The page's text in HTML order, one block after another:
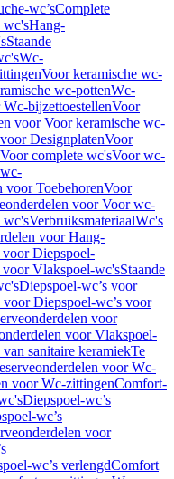
wc’sComplete
wc'sHang-
Staande
Wc-
Voor keramische wc-
wc-pottenWc-
bijzettoestellenVoor
voor Voor keramische wc-
DesignplatenVoor
complete wc'sVoor wc-
voor ToebehorenVoor
voor Voor wc-
wc'sVerbruiksmateriaalWc's
voor Hang-
voor Diepspoel-
voor Vlakspoel-wc'sStaande
Diepspoel-wc’s voor
voor Diepspoel-wc’s voor
voor
voor Vlakspoel-
sanitaire keramiekTe
voor Wc-
voor Wc-zittingenComfort-
Diepspoel-wc’s
wc’s
voor
wc’s verlengdComfort